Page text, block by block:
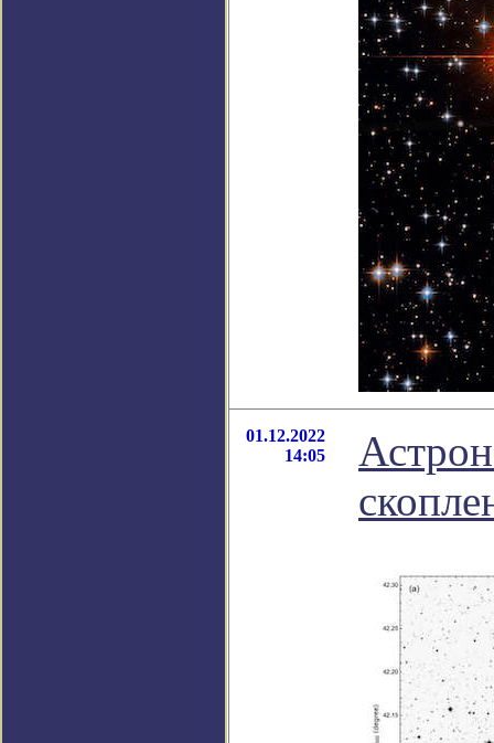
01.12.2022
14:05